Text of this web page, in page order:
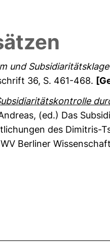
und
36, S. 461-468.
, (ed.) Das
des Dimitris-
Berliner